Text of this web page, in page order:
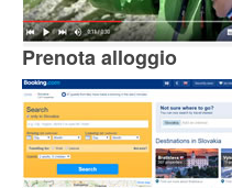
Prenota alloggio